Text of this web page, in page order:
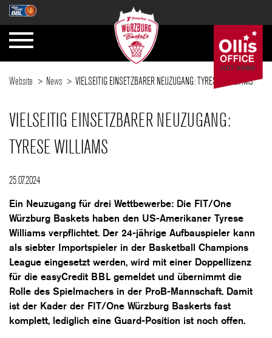
Website News VIELSEITIG EINSETZBARER NEUZUGANG: TYRESE WILLIAMS
VIELSEITIG EINSETZBARER NEUZUGANG:
TYRESE WILLIAMS
25.07.2024
Ein Neuzugang für drei Wettbewerbe: Die FIT/One
Würzburg Baskets haben den US-Amerikaner Tyrese
Williams verpflichtet. Der 24-jährige Aufbauspieler kann
als siebter Importspieler in der Basketball Champions
League eingesetzt werden, wird mit einer Doppellizenz
für die easyCredit BBL gemeldet und übernimmt die
Rolle des Spielmachers in der ProB-Mannschaft. Damit
ist der Kader der FIT/One Würzburg Baskerts fast
komplett, lediglich eine Guard-Position ist noch offen.